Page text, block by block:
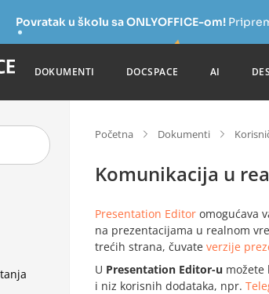
Povratak u školu sa ONLYOFFICE-om!
DOKUMENTI DOCSPACE AI
Početna Dokumenti
Komunikacija u
Presentation Editor omogućava
na prezentacijama u realnom
trećih strana, čuvate verzije
U Presentation Editor-u
i niz korisnih dodataka, npr.